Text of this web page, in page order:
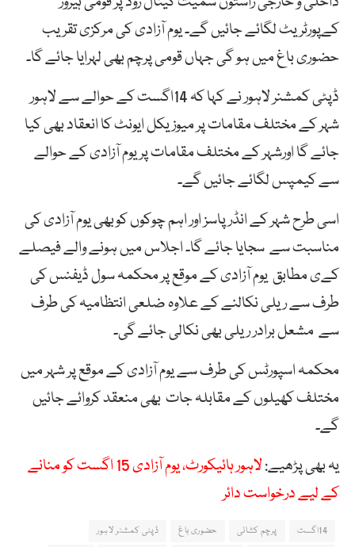
کےپورٹریٹ لگائے جائیں گے۔ یوم آزادی کی مرکزی تقریب
حضوری باغ میں ہو گی جہاں قومی پرچم بھی لہرایا جائے گا۔
ڈپٹی کمشنر لاہور نے کہا کہ 14اگست کے حوالے سے لاہور
شہر کے مختلف مقامات پر میوزیکل ایونٹ کا انعقاد بھی کیا
جائے گا اورشہر کے مختلف مقامات پر یوم آزادی کے حوالے
سے کیمپس لگائے جائیں گے۔
اسی طرح شہر کے انڈر پاسز اور اہم چوکوں کوبھی یوم آزادی کی
مناسبت سے سجایا جائے گا۔ اجلاس میں ہونے والے فیصلے
کےی مطابق یوم آزادی کے موقع پر محکمہ سول ڈیفنس کی
طرف سے ریلی نکالنے کے علاوہ ضلعی انتظامیہ کی طرف
سے مشعل برادر ریلی بھی نکالی جائے گی۔
محکمہ اسپورٹس کی طرف سے یوم آزادی کے موقع پر شہر میں
مختلف کھیلوں کے مقابلہ جات بھی منعقد کروائے جائیں
گے۔
یہ بھی پڑھیے:
لاہور ہائیکورٹ، یوم آزادی 15 اگست کو منانے
کے لیے درخواست دائر
14اگست پرچم کشائی حضوری باغ
ڈپٹی کمشنر لاہور